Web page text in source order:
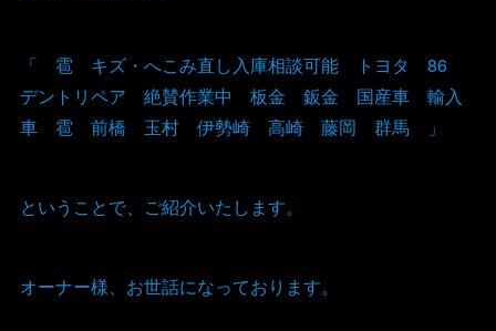
「 雹 キズ・へこみ直し入庫相談可能 トヨタ 86
デントリペア 絶賛作業中 板金 鈑金 国産車 輸入
車 雹 前橋 玉村 伊勢崎 高崎 藤岡 群馬 」
ということで、ご紹介いたします。
オーナー様、お世話になっております。